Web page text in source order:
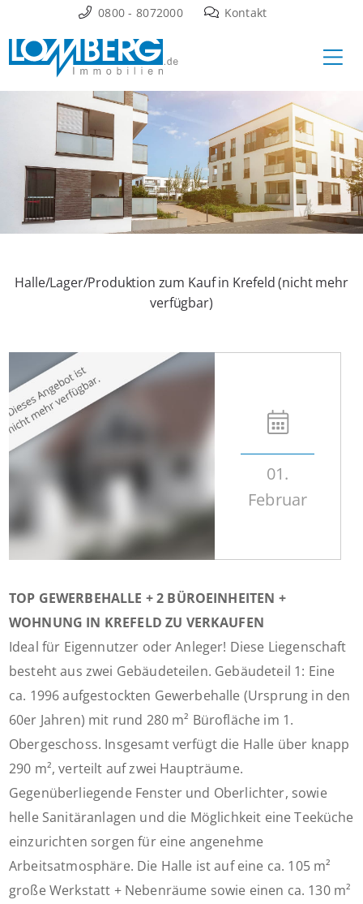
Inhalt
springen
0800 - 8072000 Kontakt
Halle/Lager/Produktion zum Kauf in Krefeld (nicht mehr
verfügbar)
01.
Februar
TOP GEWERBEHALLE + 2 BÜROEINHEITEN +
WOHNUNG IN KREFELD ZU VERKAUFEN
Ideal für Eigennutzer oder Anleger! Diese Liegenschaft
besteht aus zwei Gebäudeteilen. Gebäudeteil 1: Eine
ca. 1996 aufgestockten Gewerbehalle (Ursprung in den
60er Jahren) mit rund 280 m² Bürofläche im 1.
Obergeschoss. Insgesamt verfügt die Halle über knapp
290 m², verteilt auf zwei Haupträume.
Gegenüberliegende Fenster und Oberlichter, sowie
helle Sanitäranlagen und die Möglichkeit eine Teeküche
einzurichten sorgen für eine angenehme
Arbeitsatmosphäre. Die Halle ist auf eine ca. 105 m²
große Werkstatt + Nebenräume sowie einen ca. 130 m²